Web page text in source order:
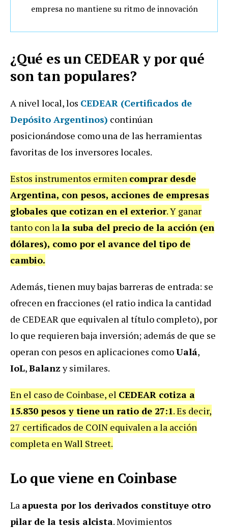
empresa no mantiene su ritmo de innovación
¿Qué es un CEDEAR y por qué
son tan populares?
A nivel local, los CEDEAR (Certificados de
Depósito Argentinos) continúan
posicionándose como una de las herramientas
favoritas de los inversores locales.
Estos instrumentos ermiten comprar desde
Argentina, con pesos, acciones de empresas
globales que cotizan en el exterior. Y ganar
tanto con lala suba del precio de la acción (en
dólares), como por el avance del tipo de
cambio.
Además, tienen muy bajas barreras de entrada: se
ofrecen en fracciones (el ratio indica la cantidad
de CEDEAR que equivalen al título completo), por
lo que requieren baja inversión; además de que se
operan con pesos en aplicaciones comoUalá,
IoL,Balanzy similares.
En el caso de Coinbase, el CEDEAR cotiza a
15.830 pesos y tiene un ratio de 27:1. Es decir,
27 certificados de COIN equivalen a la acción
completa en Wall Street.
Lo que viene en Coinbase
La apuesta por los derivados constituye otro
pilar de la tesis alcista. Movimientos